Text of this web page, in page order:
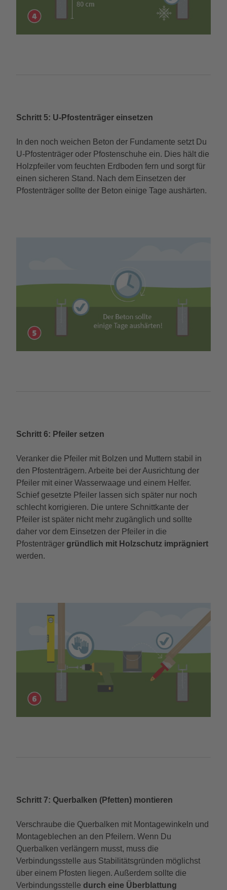
Schritt 5: U-Pfostenträger einsetzen
In den noch weichen Beton der Fundamente setzt Du
U-Pfostenträger oder Pfostenschuhe ein. Dies hält die
Holzpfeiler vom feuchten Erdboden fern und sorgt für
einen sicheren Stand. Nach dem Einsetzen der
Pfostenträger sollte der Beton einige Tage aushärten.
Schritt 6: Pfeiler setzen
Veranker die Pfeiler mit Bolzen und Muttern stabil in
den Pfostenträgern. Arbeite bei der Ausrichtung der
Pfeiler mit einer Wasserwaage und einem Helfer.
Schief gesetzte Pfeiler lassen sich später nur noch
schlecht korrigieren. Die untere Schnittkante der
Pfeiler ist später nicht mehr zugänglich und sollte
daher vor dem Einsetzen der Pfeiler in die
Pfostenträger gründlich mit Holzschutz imprägniert
werden.
Schritt 7: Querbalken (Pfetten) montieren
Verschraube die Querbalken mit Montagewinkeln und
Montageblechen an den Pfeilern. Wenn Du
Querbalken verlängern musst, muss die
Verbindungsstelle aus Stabilitätsgründen möglichst
über einem Pfosten liegen. Außerdem sollte die
Verbindungsstelle durch eine Überblattung